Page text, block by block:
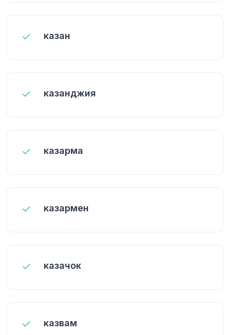
казан
казанджия
казарма
казармен
казачок
казвам